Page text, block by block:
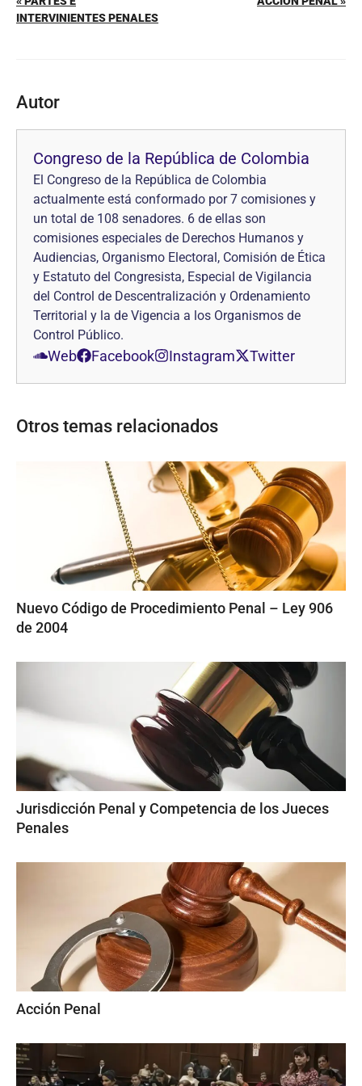
INTERVINIENTES PENALES
Autor
Congreso de la República de Colombia
El Congreso de la República de Colombia
actualmente está conformado por 7 comisiones y
un total de 108 senadores. 6 de ellas son
comisiones especiales de Derechos Humanos y
Audiencias, Organismo Electoral, Comisión de Ética
y Estatuto del Congresista, Especial de Vigilancia
del Control de Descentralización y Ordenamiento
Territorial y la de Vigencia a los Organismos de
Control Público.
Web Facebook Instagram Twitter
Otros temas relacionados
Nuevo Código de Procedimiento Penal – Ley 906
de 2004
Jurisdicción Penal y Competencia de los Jueces
Penales
Acción Penal